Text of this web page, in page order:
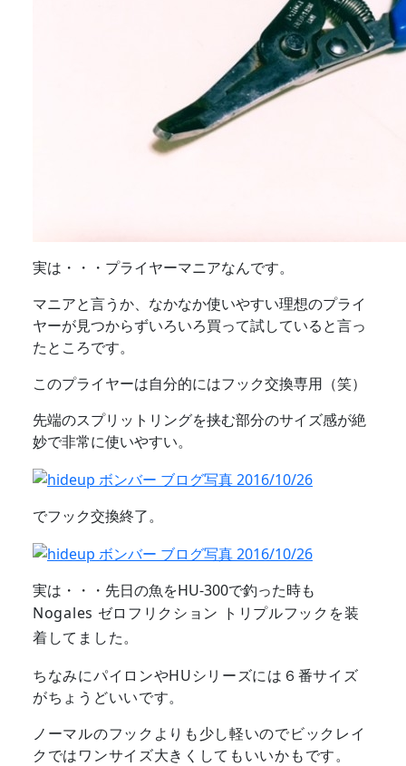
実は・・・プライヤーマニアなんです。
マニアと言うか、なかなか使いやすい理想のプライ
ヤーが見つからずいろいろ買って試していると言っ
たところです。
このプライヤーは自分的にはフック交換専用（笑）
先端のスプリットリングを挟む部分のサイズ感が絶
妙で非常に使いやすい。
でフック交換終了。
実は・・・先日の魚をHU-300で釣った時も
Nogales ゼロフリクション トリプルフックを装
着してました。
ちなみにパイロンやHUシリーズには６番サイズ
がちょうどいいです。
ノーマルのフックよりも少し軽いのでビックレイ
クではワンサイズ大きくしてもいいかもです。